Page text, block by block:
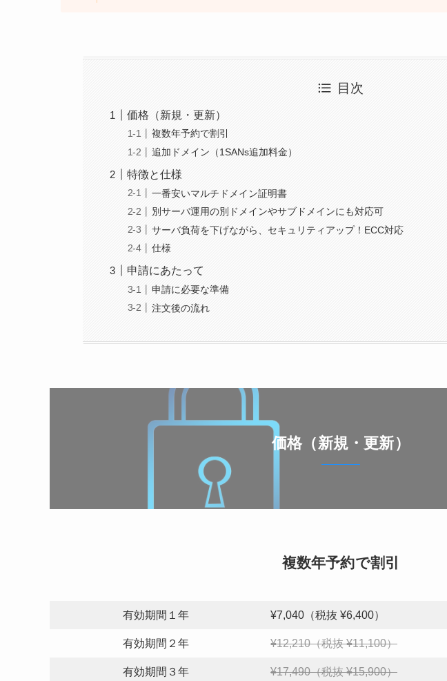
目次
価格（新規・更新）
複数年予約で割引
追加ドメイン（1SANs追加料金）
特徴と仕様
一番安いマルチドメイン証明書
別サーバ運用の別ドメインやサブドメインにも対応可
サーバ負荷を下げながら、セキュリティアップ！ECC対応
仕様
申請にあたって
申請に必要な準備
注文後の流れ
価格（新規・更新）
複数年予約で割引
有効期間１年 ¥7,040（税抜 ¥6,400）
有効期間２年 ¥12,210（税抜 ¥11,100）
有効期間３年 ¥17,490（税抜 ¥15,900）